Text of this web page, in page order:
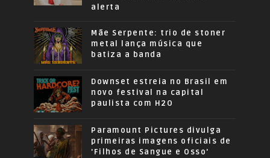
alerta
Mãe Serpente: trio de stoner
metal lança música que
batiza a banda
Downset estreia no Brasil em
novo festival na capital
paulista com H2O
Paramount Pictures divulga
primeiras imagens oficiais de
'Filhos de Sangue e Osso'